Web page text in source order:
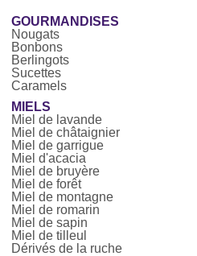
GOURMANDISES
Nougats
Bonbons
Berlingots
Sucettes
Caramels
MIELS
Miel de lavande
Miel de châtaignier
Miel de garrigue
Miel d'acacia
Miel de bruyère
Miel de forêt
Miel de montagne
Miel de romarin
Miel de sapin
Miel de tilleul
Dérivés de la ruche